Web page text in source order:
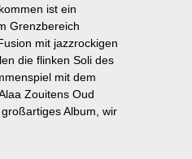
ist ein
Grenzbereich
mit jazzrockigen
die flinken Soli des
mit dem
Zouitens Oud
Album, wir